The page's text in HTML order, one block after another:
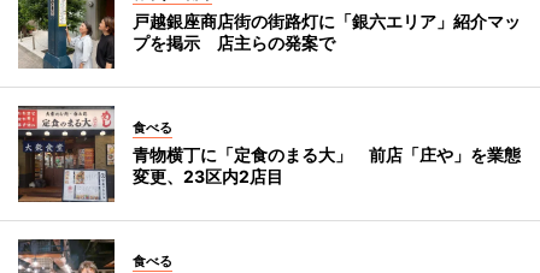
戸越銀座商店街の街路灯に「銀六エリア」紹介マッ
プを掲示 店主らの発案で
食べる
青物横丁に「定食のまる大」 前店「庄や」を業態
変更、23区内2店目
食べる